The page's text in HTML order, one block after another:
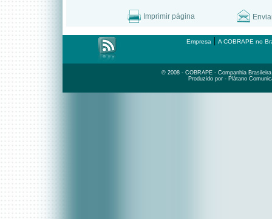
Imprimir página
Empresa | A COBRAPE no
© 2008 - COBRAPE - Companhia
Produzido por - Plátano